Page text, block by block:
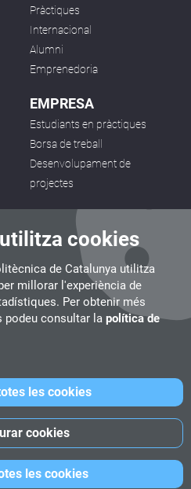
cookies
de Catalunya utilitza
millorar l'experiència de
Per obtenir més
consultar la política de
les cookies
cookies
les cookies
Pràctiques
Internacional
Alumni
Emprenedoria
EMPRESA
Estudiants en pràctiques
Borsa de treball
Desenvolupament de
projectes
08222 Terrassa
School
-Avís legal-Política de
de privacitat